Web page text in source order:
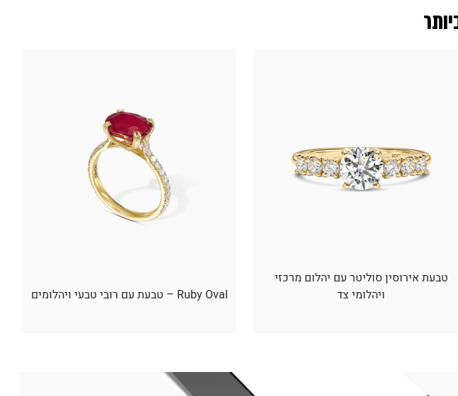
טבעת אירוסין סוליטר עם יהלום מרכזי
ויהלומי צד
Ruby Oval – טבעת עם רובי טבעי ויהלומים